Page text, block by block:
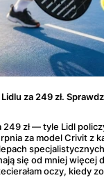
za 249 zł.
249 zł — tyle Lidl
za model Crivit z
się od mniej więcej
oczy, kiedy